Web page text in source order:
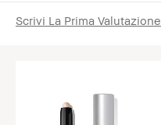
Scrivi La Prima Valutazione